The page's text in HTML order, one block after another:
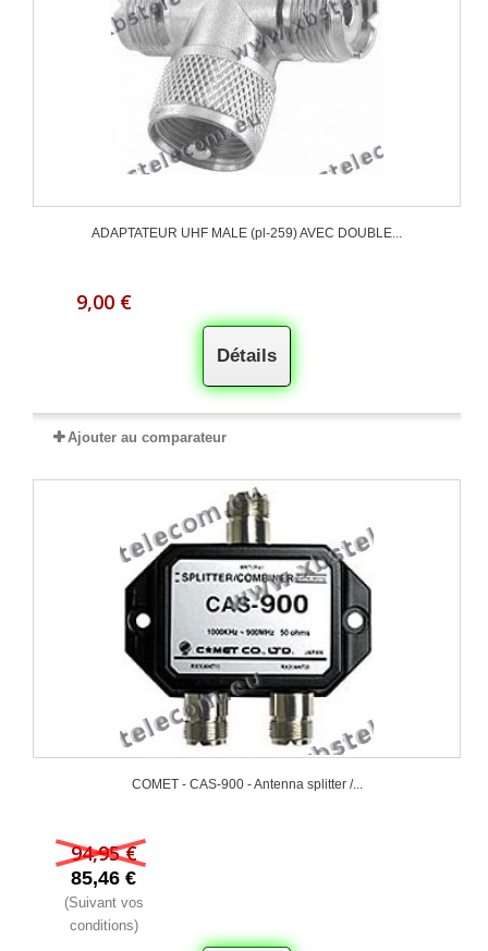
ADAPTATEUR UHF MALE (pl-259) AVEC DOUBLE...
9,00 €
Détails
Ajouter au comparateur
COMET - CAS-900 - Antenna splitter /...
94,95 €
85,46 €
(Suivant vos
conditions)